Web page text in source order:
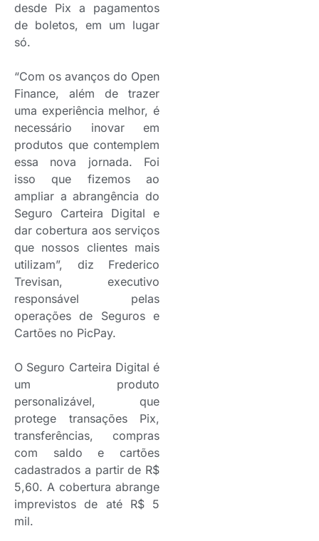
desde Pix a pagamentos
de boletos, em um lugar
só.
“Com os avanços do Open
Finance, além de trazer
uma experiência melhor, é
necessário inovar em
produtos que contemplem
essa nova jornada. Foi
isso que fizemos ao
ampliar a abrangência do
Seguro Carteira Digital e
dar cobertura aos serviços
que nossos clientes mais
utilizam”, diz Frederico
Trevisan, executivo
responsável pelas
operações de Seguros e
Cartões no PicPay.
O Seguro Carteira Digital é
um produto
personalizável, que
protege transações Pix,
transferências, compras
com saldo e cartões
cadastrados a partir de R$
5,60. A cobertura abrange
imprevistos de até R$ 5
mil.